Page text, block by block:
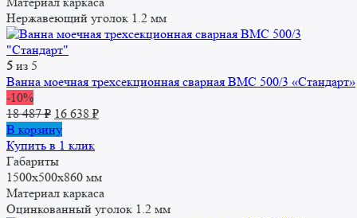
Нержавеющий уголок 1.2 мм
5 из 5
Ванна моечная трехсекционная сварная ВМС 500/3 «Стандарт»
-10%
18 487₽ Первоначальная
цена
составляла
18
487 ₽.
16 638 ₽Текущая
В корзину
Купить в 1 клик
Габариты
1500x500x860 мм
Материал каркаса
Оцинкованный уголок 1.2 мм